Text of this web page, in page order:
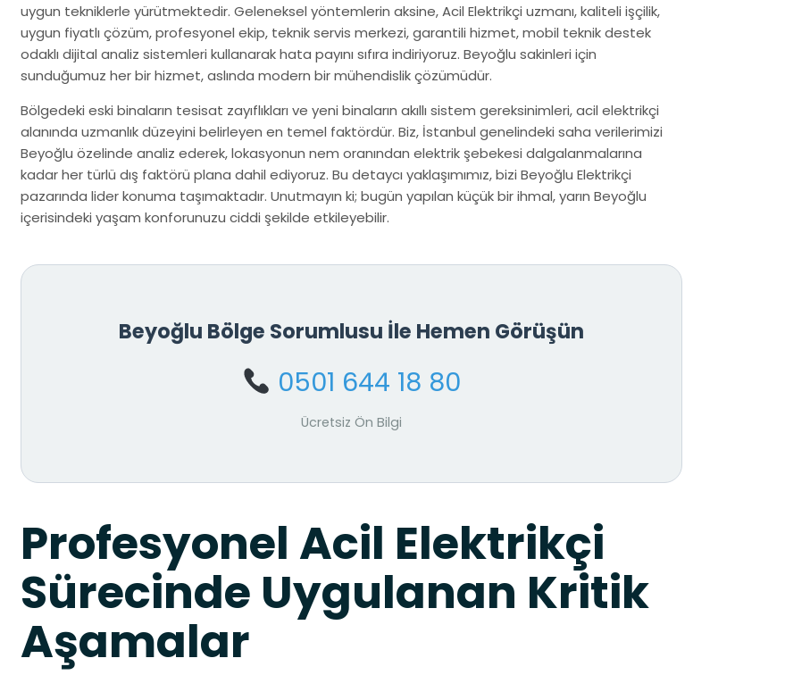
uygun tekniklerle yürütmektedir. Geleneksel yöntemlerin aksine, Acil Elektrikçi uzmanı, kaliteli işçilik,
uygun fiyatlı çözüm, profesyonel ekip, teknik servis merkezi, garantili hizmet, mobil teknik destek
odaklı dijital analiz sistemleri kullanarak hata payını sıfıra indiriyoruz. Beyoğlu sakinleri için
sunduğumuz her bir hizmet, aslında modern bir mühendislik çözümüdür.
Bölgedeki eski binaların tesisat zayıflıkları ve yeni binaların akıllı sistem gereksinimleri, acil elektrikçi
alanında uzmanlık düzeyini belirleyen en temel faktördür. Biz, İstanbul genelindeki saha verilerimizi
Beyoğlu özelinde analiz ederek, lokasyonun nem oranından elektrik şebekesi dalgalanmalarına
kadar her türlü dış faktörü plana dahil ediyoruz. Bu detaycı yaklaşımımız, bizi Beyoğlu Elektrikçi
pazarında lider konuma taşımaktadır. Unutmayın ki; bugün yapılan küçük bir ihmal, yarın Beyoğlu
içerisindeki yaşam konforunuzu ciddi şekilde etkileyebilir.
Beyoğlu Bölge Sorumlusu İle Hemen Görüşün
0501 644 18 80
Ücretsiz Ön Bilgi
Profesyonel Acil Elektrikçi
Sürecinde Uygulanan Kritik
Aşamalar